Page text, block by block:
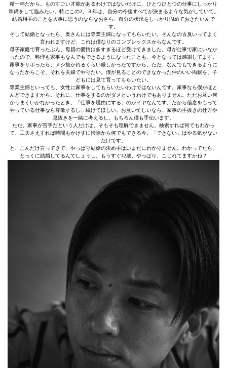
精一杯だから。ものすごい才能があるわけではないだけに、ひとつひとつの仕事にしっかり
準備をして臨みたい。特にこの2、３年は、自分の今後すべてが決まるような気がしていて。
結婚相手のことを大事に思うのならなおさら、自分の状況をしっかり固めておきたいんで
す。
そして結婚となったら、奥さんには専業主婦になってもらいたい。そんなの古臭いってよく
言われますけど、これは僕なりのコンプレックスからなんです。
母子家庭で育ったぶん、母親の愛情は多すぎるほど受けてきました。母が仕事で家にいなか
ったので、料理も家事もなんでもできるようになったことも、今となっては感謝してます。
家事をサボったら、メシ抜かれるくらい厳しかったですから。ただ、なんでもできるように
なったからこそ、それを夫婦でやりたい。僕が見ることのできなかった仲のいい両親を、子
どもには見て育ってもらいたい。
専業主婦といっても、女性に家事をしてもらいたいわけではないんです。家事なら僕がほと
んどできますから。それに、仕事をするのがダメというわけでもありません。ただお互い何
かうまくいかなかったとき、「仕事を理由にする」のがイヤなんです。だから信念をもって
やっている仕事なら尊敬するし、続けてほしい。お互い忙しいなら、家事の手抜きの仕方や
息抜きを一緒に考えるし、もちろん僕も手伝います。
ただ、家事が苦手だという人だけは、そもそも理解できません。検索すれば何でもわかっ
て、工夫さえすれば時間もかけずに掃除から何でもできる今。「できない」はやる気がない
だけです。
と、こんだけ言ってきて、やっぱり結婚の決め手はいまだにわかりません。わかってたら、
とっくに結婚してるんでしょうし。もうすぐ42歳、やっぱり、こじれてますかね？